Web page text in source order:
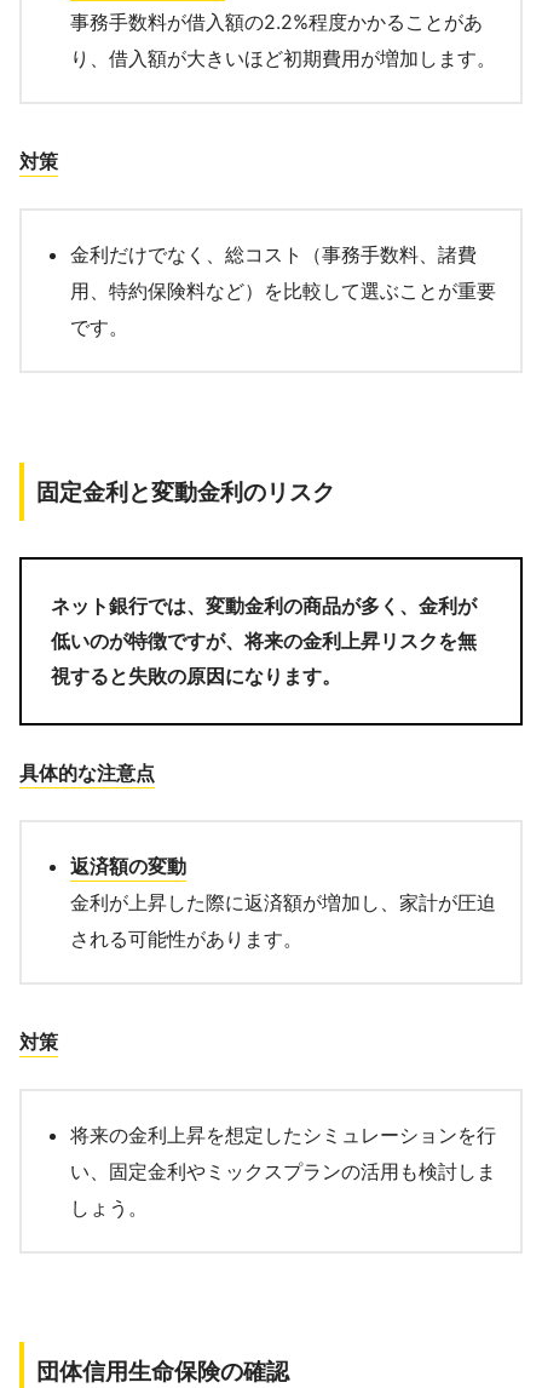
事務手数料が借入額の2.2%程度かかることがあ
り、借入額が大きいほど初期費用が増加します。
対策
金利だけでなく、総コスト（事務手数料、諸費
用、特約保険料など）を比較して選ぶことが重要
です。
固定金利と変動金利のリスク
ネット銀行では、変動金利の商品が多く、金利が
低いのが特徴ですが、将来の金利上昇リスクを無
視すると失敗の原因になります。
具体的な注意点
返済額の変動
金利が上昇した際に返済額が増加し、家計が圧迫
される可能性があります。
対策
将来の金利上昇を想定したシミュレーションを行
い、固定金利やミックスプランの活用も検討しま
しょう。
団体信用生命保険の確認